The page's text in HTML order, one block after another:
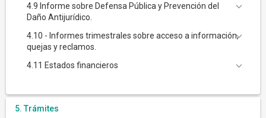
4.9 Informe sobre Defensa Pública y Prevención del
Daño Antijurídico.
4.10 - Informes trimestrales sobre acceso a información,
quejas y reclamos.
4.11 Estados financieros
5. Trámites